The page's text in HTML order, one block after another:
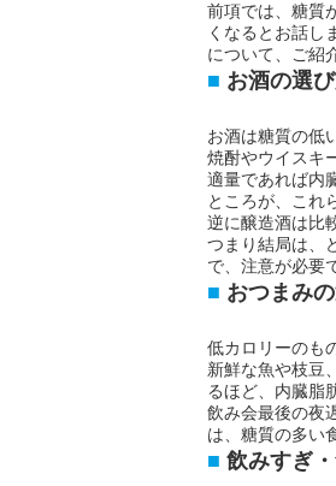
前項では、糖質
くなるとお話し
について、ご紹
お酒の選
お酒は糖質の低
焼酎やウイスキ
適量であれば内
ところが、これ
逆に醸造酒は比
つまり結局は、
で、注意が必要
おつまみ
低カロリーのも
新鮮な魚や枝豆
るほど、内臓脂
飲み会最後の夜
は、糖質の多い
飲みすぎ